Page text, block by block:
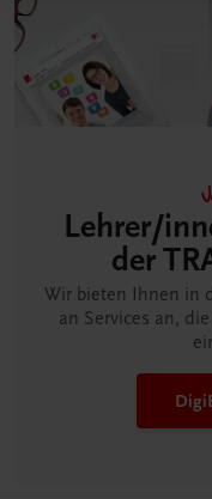
Lehrer/
der
Wir bieten Ihnen in
an Services an,